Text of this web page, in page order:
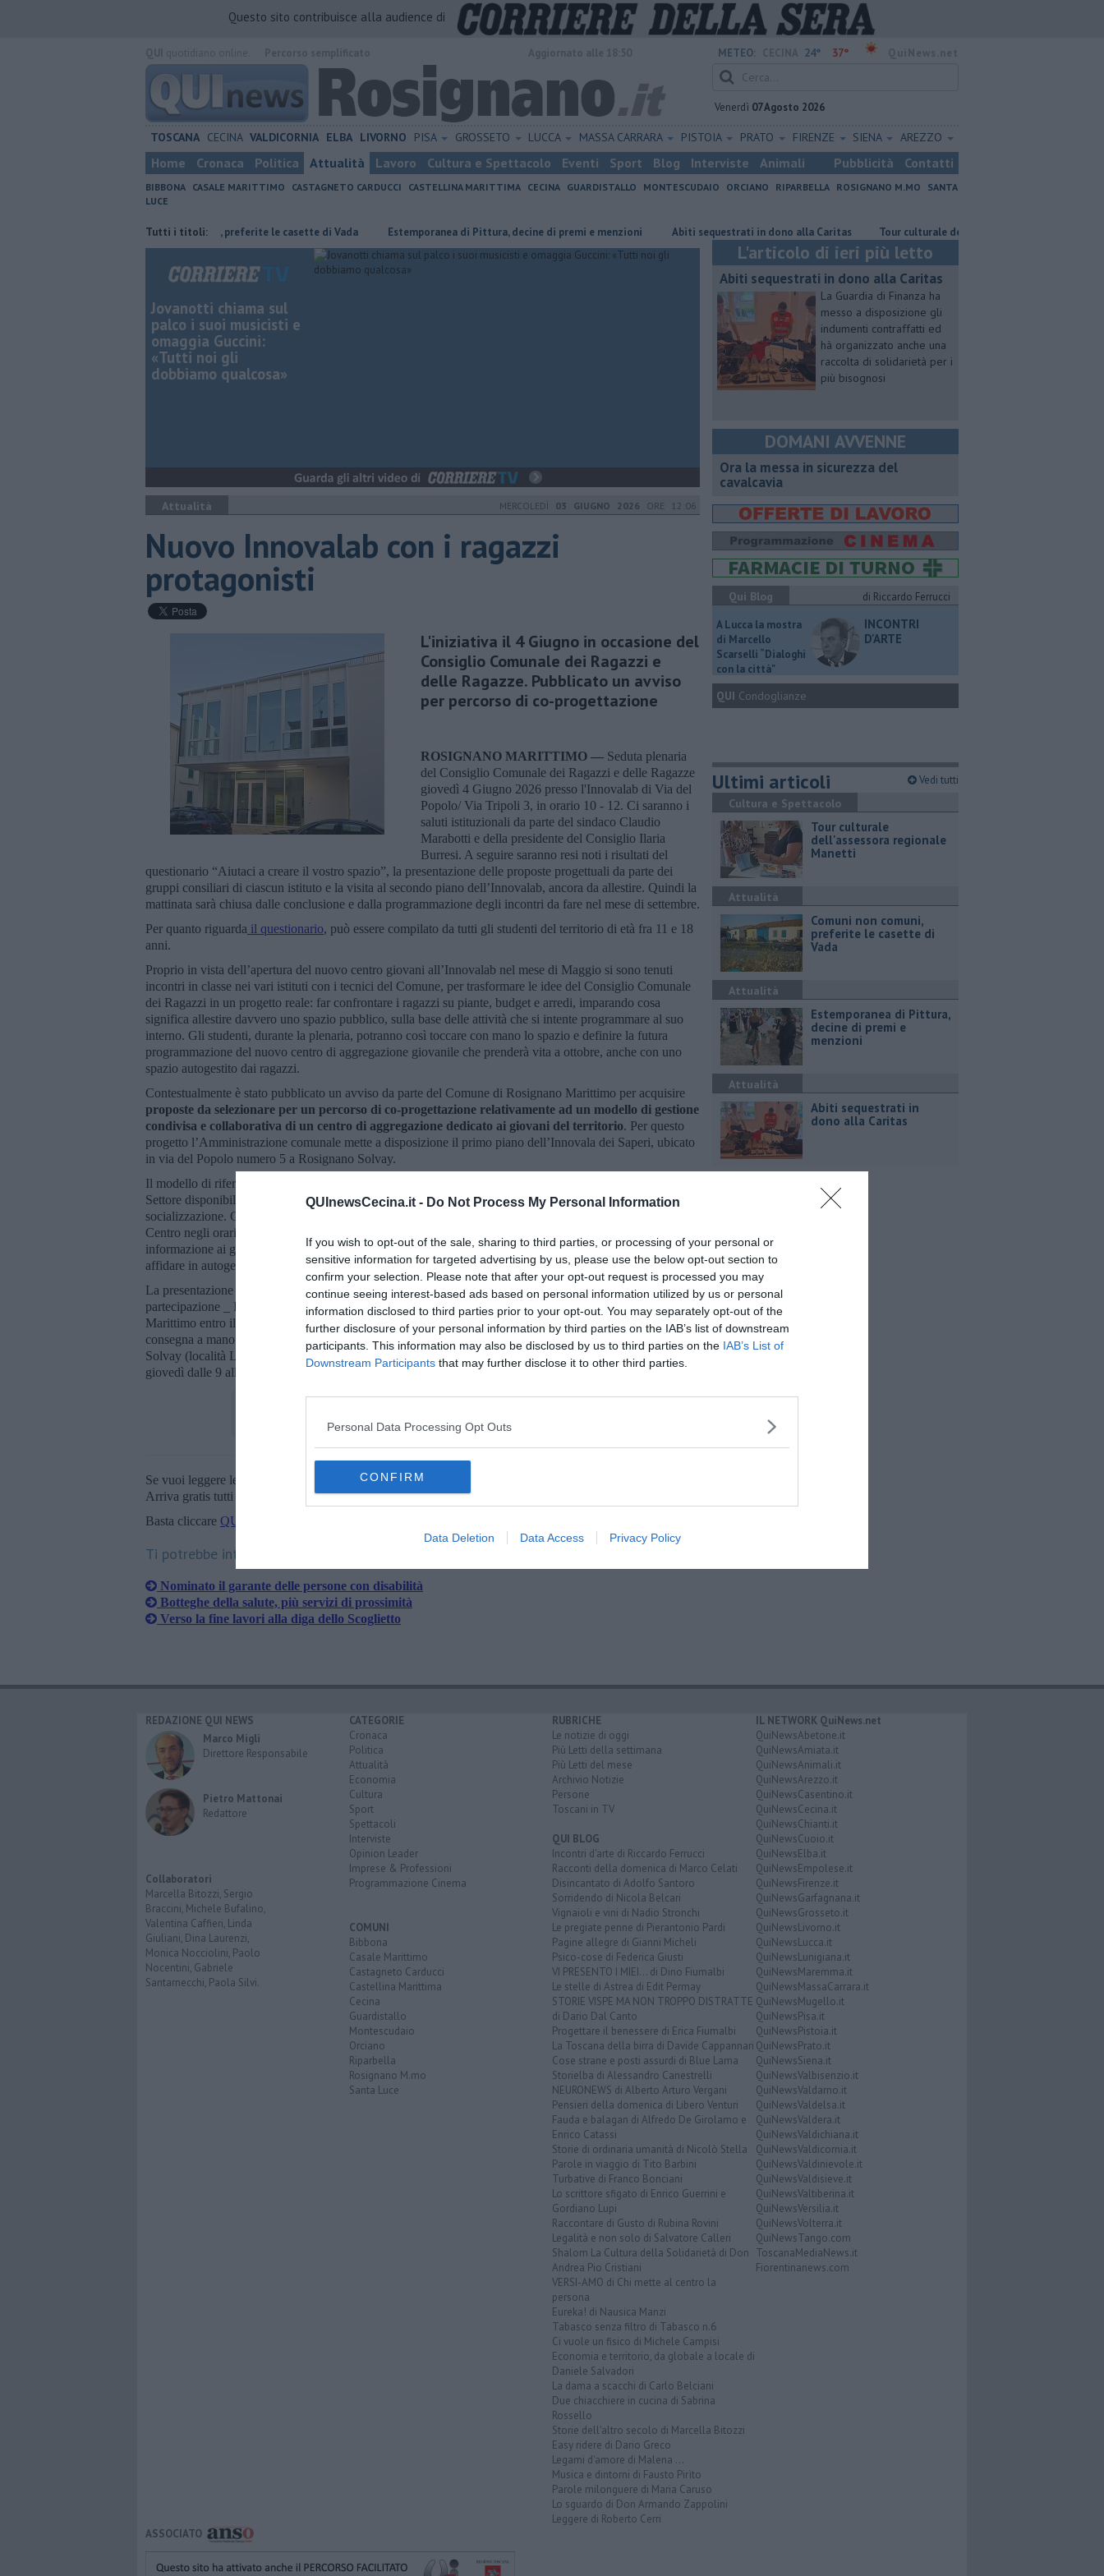
QUInewsCecina.it - Do Not Process My Personal Information
If you wish to opt-out of the sale, sharing to third parties, or processing of your personal or
sensitive information for targeted advertising by us, please use the below opt-out section to
confirm your selection. Please note that after your opt-out request is processed you may
continue seeing interest-based ads based on personal information utilized by us or personal
information disclosed to third parties prior to your opt-out. You may separately opt-out of the
further disclosure of your personal information by third parties on the IAB’s list of downstream
participants. This information may also be disclosed by us to third parties on the IAB’s List of
Downstream Participants that may further disclose it to other third parties.
Personal Data Processing Opt Outs
CONFIRM
Data Deletion Data Access Privacy Policy
Questo sito contribuisce alla audience di
METEO: 24° 37°
Venerdì 07 Agosto 2026
TOSCANA CECINA VALDICORNIA ELBA LIVORNO PISA GROSSETO LUCCA MASSA CARRARA PISTOIA PRATO FIRENZE SIENA AREZZO
Home Cronaca Politica Attualità Lavoro Cultura e Spettacolo Eventi Sport Blog Interviste Animali Pubblicità Contatti
BIBBONA CASALE MARITTIMO CASTAGNETO CARDUCCI CASTELLINA MARITTIMA CECINA GUARDISTALLO MONTESCUDAIO ORCIANO RIPARBELLA ROSIGNANO M.MO
SANTA
LUCE
Tutti i titoli:
Comuni non comuni, preferite le casette di Vada Estemporanea di Pittura, decine di premi e menzioni Abiti sequestrati in dono alla Caritas Tour culturale dell'assessora regionale Manetti
Jovanotti chiama sul
palco i suoi musicisti e
omaggia Guccini:
«Tutti noi gli
dobbiamo qualcosa»
Attualità MERCOLEDÌ 03 GIUGNO 2026 ORE 12:06
Nuovo Innovalab con i ragazzi
protagonisti
L'iniziativa il 4 Giugno in occasione del
Consiglio Comunale dei Ragazzi e
delle Ragazze. Pubblicato un avviso
per percorso di co-progettazione
ROSIGNANO MARITTIMO — Seduta plenaria
del Consiglio Comunale dei Ragazzi e delle Ragazze
giovedì 4 Giugno 2026 presso l'Innovalab di Via del
Popolo/ Via Tripoli 3, in orario 10 - 12. Ci saranno i
saluti istituzionali da parte del sindaco Claudio
Marabotti e della presidente del Consiglio Ilaria
Burresi. A seguire saranno resi noti i risultati del
questionario “Aiutaci a creare il vostro spazio”, la presentazione delle proposte progettuali da parte dei
gruppi consiliari di ciascun istituto e la visita al secondo piano dell’Innovalab, ancora da allestire. Quindi la
mattinata sarà chiusa dalle conclusione e dalla programmazione degli incontri da fare nel mese di settembre.
Per quanto riguarda il questionario, può essere compilato da tutti gli studenti del territorio di età fra 11 e 18
anni.
Proprio in vista dell’apertura del nuovo centro giovani all’Innovalab nel mese di Maggio si sono tenuti
incontri in classe nei vari istituti con i tecnici del Comune, per trasformare le idee del Consiglio Comunale
dei Ragazzi in un progetto reale: far confrontare i ragazzi su piante, budget e arredi, imparando cosa
significa allestire davvero uno spazio pubblico, sulla base delle attività che si intente programmare al suo
interno. Gli studenti, durante la plenaria, potranno così toccare con mano lo spazio e definire la futura
programmazione del nuovo centro di aggregazione giovanile che prenderà vita a ottobre, anche con uno
spazio autogestito dai ragazzi.
Contestualmente è stato pubblicato un avviso da parte del Comune di Rosignano Marittimo per acquisire
proposte da selezionare per un percorso di co-progettazione relativamente ad un modello di gestione
condivisa e collaborativa di un centro di aggregazione dedicato ai giovani del territorio. Per questo
progetto l’Amministrazione comunale mette a disposizione il primo piano dell’Innovala dei Saperi, ubicato
in via del Popolo numero 5 a Rosignano Solvay.
Il modello di riferimento è quello dell’Amministrazione condivisa da parte di uno o più Enti del Terzo
Settore disponibili e capaci di garantire la funzionalità e l’accessibilità del Centro di aggregazione e
socializzazione. Gli obiettivi e le finalità perseguiti sono I seguenti: garantire il presidio e la funzionalità del
Centro negli orari di apertura condivisi con il Comune; co-progettare e co-realizzare un nuovo servizio di
informazione ai giovani, uno spazio giovani guidato da operatori esperti e uno spazio sperimentale da
affidare in autogestione ai ragazzi e ragazze del territorio.
La presentazione della proposta deve essere redatta compilando il modello denominato “Domanda di
partecipazione _ Innovalab dei Saperi”. Il modello dovrà essere trasmesso al Comune di Rosignano
Marittimo entro il 2 Luglio alle ore 12 attraverso PEC: comune.rosignanomarittimo@postacert.toscana.it o
consegna a mano presso il protocollo del Comune di Rosignano Marittimo di Via Fermi n. 4 a Rosignano
Solvay (località Le Pescine) nei seguenti orari: lunedì, mercoledì, venerdì dalle 9 alle 13 e martedì e
giovedì dalle 9 alle 13 e dalle 15.15 alle 17.30.
Se vuoi leggere le notizie principali della Toscana iscriviti alla
Arriva gratis tutti i giorni alle 20:00 direttamente nella tua casella di posta.
Basta cliccare QUI
Ti potrebbe interessare anche:
Nominato il garante delle persone con disabilità
Botteghe della salute, più servizi di prossimità
Verso la fine lavori alla diga dello Scoglietto
L'articolo di ieri più letto
Abiti sequestrati in dono alla Caritas
La Guardia di Finanza ha
messo a disposizione gli
indumenti contraffatti ed
hà organizzato anche una
raccolta di solidarietà per i
più bisognosi
DOMANI AVVENNE
Ora la messa in sicurezza del
cavalcavia
Qui Blog
di Riccardo Ferrucci
A Lucca la mostra
di Marcello
Scarselli “Dialoghi
con la città"
INCONTRI
D'ARTE
QUI Condoglianze
Ultimi articoli Vedi tutti
Cultura e Spettacolo
Tour culturale
dell'assessora regionale
Manetti
Attualità
Comuni non comuni,
preferite le casette di
Vada
Attualità
Estemporanea di Pittura,
decine di premi e
menzioni
Attualità
Abiti sequestrati in
dono alla Caritas
REDAZIONE QUI NEWS
Marco Migli
Direttore Responsabile
Pietro Mattonai
Redattore
Collaboratori
Marcella Bitozzi, Sergio
Braccini, Michele Bufalino,
Valentina Caffieri, Linda
Giuliani, Dina Laurenzi,
Monica Nocciolini, Paolo
Nocentini, Gabriele
Santarnecchi, Paola Silvi.
CATEGORIE
Cronaca
Politica
Attualità
Economia
Cultura
Sport
Spettacoli
Interviste
Opinion Leader
Imprese & Professioni
Programmazione Cinema
COMUNI
Bibbona
Casale Marittimo
Castagneto Carducci
Castellina Marittima
Cecina
Guardistallo
Montescudaio
Orciano
Riparbella
Rosignano M.mo
Santa Luce
RUBRICHE
Le notizie di oggi
Più Letti della settimana
Più Letti del mese
Archivio Notizie
Persone
Toscani in TV
QUI BLOG
Incontri d'arte di Riccardo Ferrucci
Racconti della domenica di Marco Celati
Disincantato di Adolfo Santoro
Sorridendo di Nicola Belcari
Vignaioli e vini di Nadio Stronchi
Le pregiate penne di Pierantonio Pardi
Pagine allegre di Gianni Micheli
Psico-cose di Federica Giusti
VI PRESENTO I MIEI... di Dino Fiumalbi
Le stelle di Astrea di Edit Permay
STORIE VISPE MA NON TROPPO DISTRATTE
di Dario Dal Canto
Progettare il benessere di Erica Fiumalbi
La Toscana della birra di Davide Cappannari
Cose strane e posti assurdi di Blue Lama
Storielba di Alessandro Canestrelli
NEURONEWS di Alberto Arturo Vergani
Pensieri della domenica di Libero Venturi
Fauda e balagan di Alfredo De Girolamo e
Enrico Catassi
Storie di ordinaria umanità di Nicolò Stella
Parole in viaggio di Tito Barbini
Turbative di Franco Bonciani
Lo scrittore sfigato di Enrico Guerrini e
Gordiano Lupi
Raccontare di Gusto di Rubina Rovini
Legalità e non solo di Salvatore Calleri
Shalom La Cultura della Solidarietà di Don
Andrea Pio Cristiani
VERSI-AMO di Chi mette al centro la
persona
Eureka! di Nausica Manzi
Tabasco senza filtro di Tabasco n.6
Ci vuole un fisico di Michele Campisi
Economia e territorio, da globale a locale di
Daniele Salvadori
La dama a scacchi di Carlo Belciani
Due chiacchiere in cucina di Sabrina
Rossello
Storie dell'altro secolo di Marcella Bitozzi
Easy ridere di Dario Greco
Legami d'amore di Malena ...
Musica e dintorni di Fausto Pirìto
Parole milonguere di Maria Caruso
Lo sguardo di Don Armando Zappolini
Leggere di Roberto Cerri
IL NETWORK QuiNews.net
QuiNewsAbetone.it
QuiNewsAmiata.it
QuiNewsAnimali.it
QuiNewsArezzo.it
QuiNewsCasentino.it
QuiNewsCecina.it
QuiNewsChianti.it
QuiNewsCuoio.it
QuiNewsElba.it
QuiNewsEmpolese.it
QuiNewsFirenze.it
QuiNewsGarfagnana.it
QuiNewsGrosseto.it
QuiNewsLivorno.it
QuiNewsLucca.it
QuiNewsLunigiana.it
QuiNewsMaremma.it
QuiNewsMassaCarrara.it
QuiNewsMugello.it
QuiNewsPisa.it
QuiNewsPistoia.it
QuiNewsPrato.it
QuiNewsSiena.it
QuiNewsValbisenzio.it
QuiNewsValdarno.it
QuiNewsValdelsa.it
QuiNewsValdera.it
QuiNewsValdichiana.it
QuiNewsValdicornia.it
QuiNewsValdinievole.it
QuiNewsValdisieve.it
QuiNewsValtiberina.it
QuiNewsVersilia.it
QuiNewsVolterra.it
QuiNewsTango.com
ToscanaMediaNews.it
Fiorentinanews.com
ASSOCIATO